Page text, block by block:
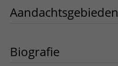
Aandachtsgebieden
Biografie